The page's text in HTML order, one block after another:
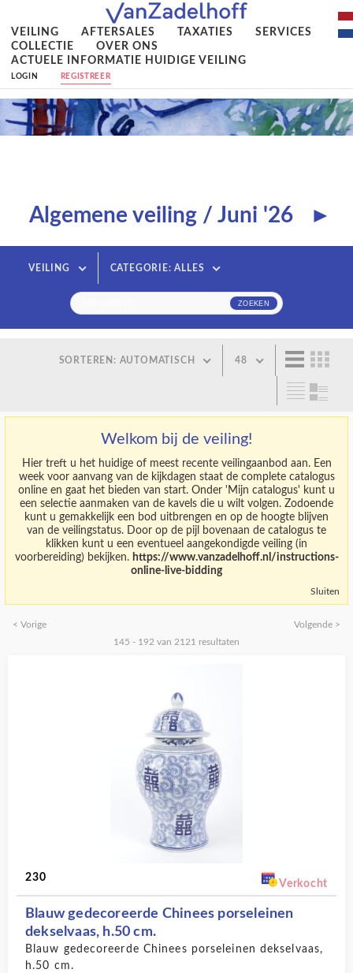
VEILING AFTERSALES TAXATIES
SERVICES
COLLECTIE
OVER ONS
ACTUELE INFORMATIE HUIDIGE VEILING
LOGIN REGISTREER
Algemene veiling / Juni '26 ►
VEILING CATEGORIE: ALLES
SORTEREN: AUTOMATISCH 48
Welkom bij de veiling!
Hier treft u het huidige of meest recente veilingaanbod aan. Een
week voor aanvang van de kijkdagen staat de complete catalogus
online en gaat het bieden van start. Onder 'Mijn catalogus' kunt u
een selectie aanmaken van de kavels die u wilt volgen. Zodoende
kunt u gemakkelijk een bod uitbrengen en op de hoogte blijven
van de veilingstatus. Door op de pijl bovenaan de catalogus te
klikken kunt u een eventueel aangekondigde veiling (in
voorbereiding) bekijken. https://www.vanzadelhoff.nl/instructions-
online-live-bidding
Sluiten
< Vorige
Volgende >
145 - 192 van 2121 resultaten
230
Verkocht
Blauw gedecoreerde Chinees porseleinen
dekselvaas, h.50 cm.
Blauw gedecoreerde Chinees porseleinen dekselvaas,
h.50 cm.